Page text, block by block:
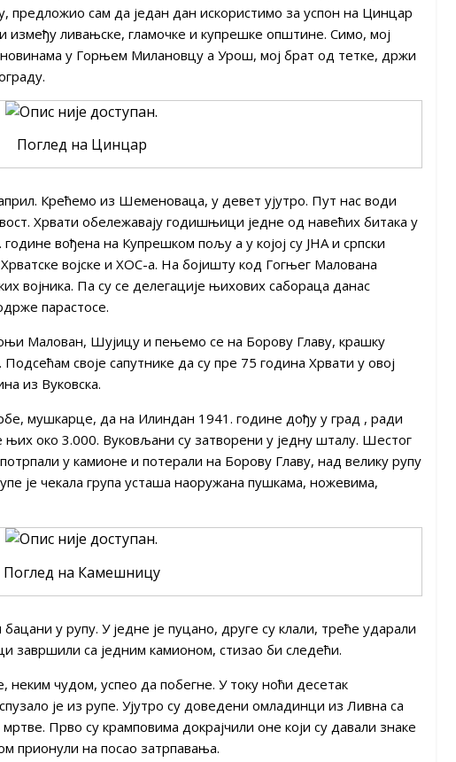
предложио сам да један дан искористимо за успон на Цинцар
ливањске, гламочке и купрешке општине. Симо, мој
у Горњем Милановцу а Урош, мој брат од тетке, држи
Поглед на Цинцар
Крећемо из Шеменоваца, у девет ујутро. Пут нас води
Хрвати обележавају годишњици једне од навећих битака у
вођена на Купрешком пољу а у којој су ЈНА и српски
војске и ХОС-а. На бојишту код Гогњег Малована
војника. Па су се делегације њихових сабораца данас
парастосе.
Малован, Шујицу и пењемо се на Борову Главу, крашку
своје сапутнике да су пре 75 година Хрвати у овој
из Вуковска.
мушкарце, да на Илиндан 1941. године дођу у град , ради
њих око 3.000. Вуковљани су затворени у једну шталу. Шестог
у камионе и потерали на Борову Главу, над велику рупу
је чекала група усташа наоружана пушкама, ножевима,
Поглед на Камешницу
у рупу. У једне је пуцано, друге су клали, треће ударали
завршили са једним камионом, стизао би следећи.
неким чудом, успео да побегне. У току ноћи десетак
је из рупе. Ујутро су доведени омладинци из Ливна са
Прво су крамповима докрајчили оне који су давали знаке
прионули на посао затрпавања.